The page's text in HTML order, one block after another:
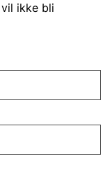
ikke bli